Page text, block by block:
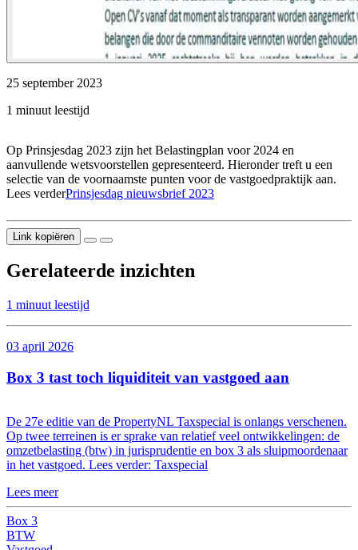
25 september 2023
1 minuut leestijd
Op Prinsjesdag 2023 zijn het Belastingplan voor 2024 en
aanvullende wetsvoorstellen gepresenteerd. Hieronder treft u een
selectie van de voornaamste punten voor de vastgoedpraktijk aan.
Lees verderPrinsjesdag nieuwsbrief 2023
Link kopiëren
Gerelateerde inzichten
1 minuut leestijd
03 april 2026
Box 3 tast toch liquiditeit van vastgoed aan
De 27e editie van de PropertyNL Taxspecial is onlangs verschenen.
Op twee terreinen is er sprake van relatief veel ontwikkelingen: de
omzetbelasting (btw) in jurisprudentie en box 3 als sluipmoordenaar
in het vastgoed. Lees verder: Taxspecial
Lees meer
Box 3
BTW